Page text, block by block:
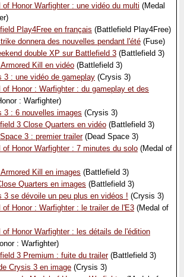
of Honor Warfighter : une vidéo du multi (Medal
Play4Free en français (Battlefield Play4Free)
donnera des nouvelles pendant l'été (Fuse)
double XP sur Battlefield 3 (Battlefield 3)
Kill en vidéo (Battlefield 3)
3 : une vidéo de gameplay (Crysis 3)
of Honor : Warfighter : du gameplay et des
: Warfighter)
3 : 6 nouvelles images (Crysis 3)
3 Close Quarters en vidéo (Battlefield 3)
3 : premier trailer(Dead Space 3)
of Honor Warfighter : 7 minutes du solo (Medal of
Kill en images (Battlefield 3)
Quarters en images (Battlefield 3)
3 se dévoile un peu plus en vidéos ! (Crysis 3)
of Honor : Warfighter : le trailer de l'E3 (Medal of
of Honor Warfighter : les détails de l'édition
: Warfighter)
3 Premium : fuite du trailer(Battlefield 3)
Crysis 3 en image (Crysis 3)